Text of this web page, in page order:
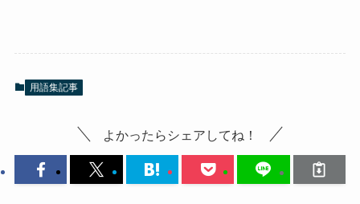
用語集記事
よかったらシェアしてね！